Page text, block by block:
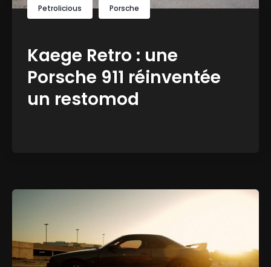
Petrolicious Porsche
Kaege Retro : une
Porsche 911 réinventée
un restomod